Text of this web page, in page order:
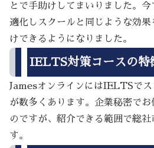
とで手助けしてまいりました。
適化しスクールと同じような効
けできるようになりました。
IELTS対策コースの特
JamesオンラインにはIELTSで
が数多くあります。企業秘密で
のですが、紹介できる範囲で総
す。